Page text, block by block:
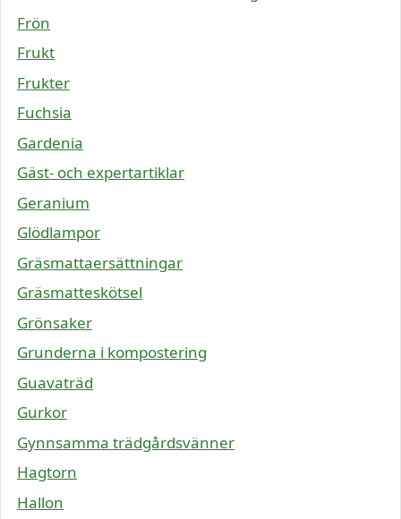
Frön
Frukt
Frukter
Fuchsia
Gardenia
Gäst- och expertartiklar
Geranium
Glödlampor
Gräsmattaersättningar
Gräsmatteskötsel
Grönsaker
Grunderna i kompostering
Guavaträd
Gurkor
Gynnsamma trädgårdsvänner
Hagtorn
Hallon